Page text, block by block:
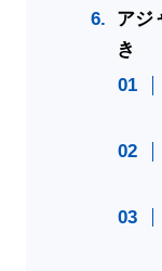
アジ
き